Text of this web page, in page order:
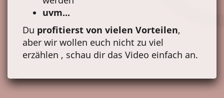
uvm...
Du profitierst von vielen Vorteilen,
aber wir wollen euch nicht zu viel
erzählen , schau dir das Video einfach an.